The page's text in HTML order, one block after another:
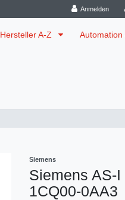
Anmelden
Hersteller A-Z Automation
Siemens
Siemens AS-
1CQ00-0AA3